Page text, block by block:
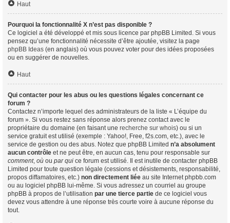
Haut
Pourquoi la fonctionnalité X n’est pas disponible ?
Ce logiciel a été développé et mis sous licence par phpBB Limited. Si vous
pensez qu’une fonctionnalité nécessite d’être ajoutée, visitez la page
phpBB Ideas (en anglais) où vous pouvez voter pour des idées proposées
ou en suggérer de nouvelles.
Haut
Qui contacter pour les abus ou les questions légales concernant ce
forum ?
Contactez n’importe lequel des administrateurs de la liste « L’équipe du
forum ». Si vous restez sans réponse alors prenez contact avec le
propriétaire du domaine (en faisant une recherche sur whois) ou si un
service gratuit est utilisé (exemple : Yahoo!, Free, f2s.com, etc.), avec le
service de gestion ou des abus. Notez que phpBB Limited n’a absolument
aucun contrôle et ne peut être, en aucun cas, tenu pour responsable sur
comment, où ou par qui ce forum est utilisé. Il est inutile de contacter phpBB
Limited pour toute question légale (cessions et désistements, responsabilité,
propos diffamatoires, etc.) non directement liée au site Internet phpbb.com
ou au logiciel phpBB lui-même. Si vous adressez un courriel au groupe
phpBB à propos de l’utilisation par une tierce partie de ce logiciel vous
devez vous attendre à une réponse très courte voire à aucune réponse du
tout.